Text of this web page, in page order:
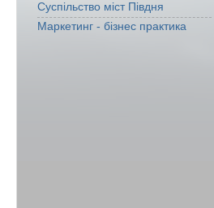
Суспільство міст Півдня
Маркетинг - бізнес практика